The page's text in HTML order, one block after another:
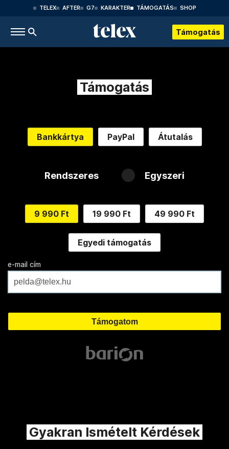
TELEX AFTER G7 KARAKTER TÁMOGATÁS SHOP
Támogatás
Támogatás
Bankkártya PayPal Átutalás
Rendszeres Egyszeri
9 990 Ft 19 990 Ft 49 990 Ft
Egyedi támogatás
e-mail cím
Gyakran Ismételt Kérdések